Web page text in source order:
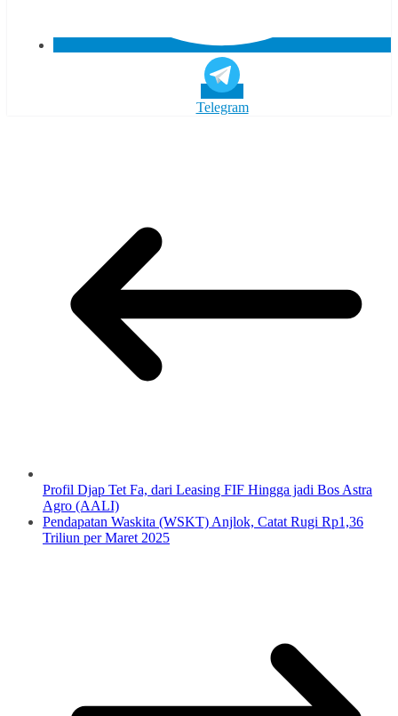
Telegram
Profil Djap Tet Fa, dari Leasing FIF Hingga jadi Bos Astra
Agro (AALI)
Pendapatan Waskita (WSKT) Anjlok, Catat Rugi Rp1,36
Triliun per Maret 2025